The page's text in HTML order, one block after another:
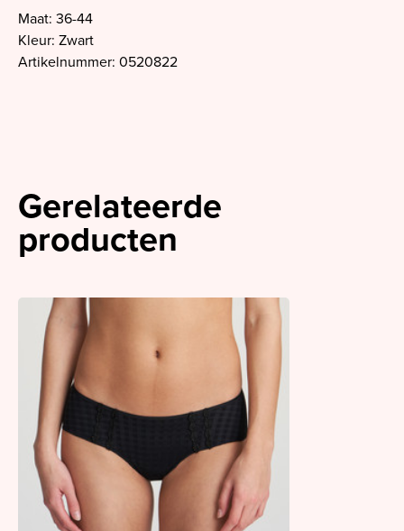
Maat: 36-44
Kleur: Zwart
Artikelnummer: 0520822
Gerelateerde
producten